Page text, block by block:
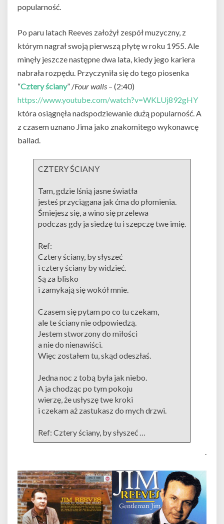
popularność.
Po paru latach Reeves założył zespół muzyczny, z
którym nagrał swoją pierwszą płytę w roku 1955. Ale
minęły jeszcze następne dwa lata, kiedy jego kariera
nabrała rozpędu. Przyczyniła się do tego piosenka
“Cztery ściany” /Four walls – (2:40)
https://www.youtube.com/watch?v=WKLUj892gHY
która osiągnęła nadspodziewanie dużą popularność. A
z czasem uznano Jima jako znakomitego wykonawcę
ballad.
CZTERY ŚCIANY
Tam, gdzie lśnią jasne światła
jesteś przyciągana jak ćma do płomienia.
Śmiejesz się, a wino się przelewa
podczas gdy ja siedzę tu i szepczę twe imię.
Ref:
Cztery ściany, by słyszeć
i cztery ściany by widzieć.
Są za blisko
i zamykają się wokół mnie.
Czasem się pytam po co tu czekam,
ale te ściany nie odpowiedzą.
Jestem stworzony do miłości
a nie do nienawiści.
Więc zostałem tu, skąd odeszłaś.
Jedna noc z tobą była jak niebo.
A ja chodząc po tym pokoju
wierzę, że usłyszę twe kroki
i czekam aż zastukasz do mych drzwi.
Ref: Cztery ściany, by słyszeć …
.